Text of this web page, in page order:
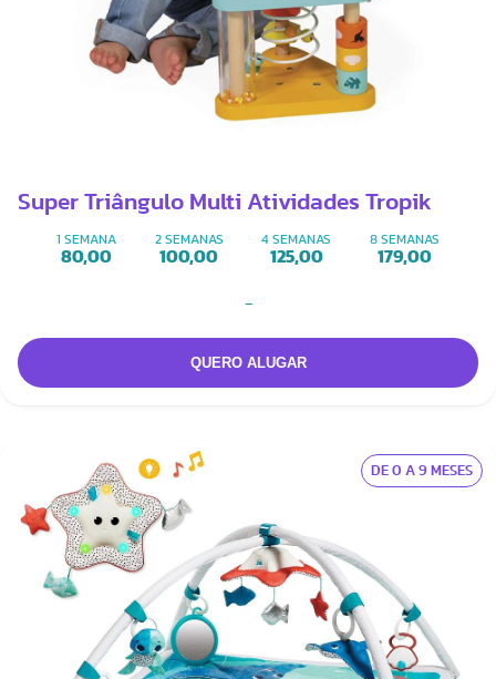
Super Triângulo Multi Atividades Tropik
1 SEMANA
80,00
2 SEMANAS
100,00
4 SEMANAS
125,00
8 SEMANAS
179,00
-
DE 0 A 9 MESES